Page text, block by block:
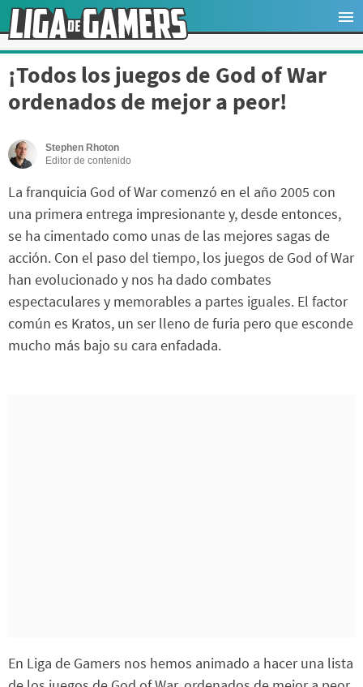
¡Todos los juegos de God of War
ordenados de mejor a peor!
Stephen Rhoton
Editor de contenido
La franquicia God of War comenzó en el año 2005 con
una primera entrega impresionante y, desde entonces,
se ha cimentado como unas de las mejores sagas de
acción. Con el paso del tiempo, los juegos de God of War
han evolucionado y nos ha dado combates
espectaculares y memorables a partes iguales. El factor
común es Kratos, un ser lleno de furia pero que esconde
mucho más bajo su cara enfadada.
En Liga de Gamers nos hemos animado a hacer una lista